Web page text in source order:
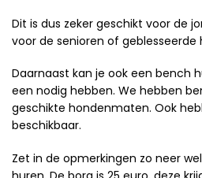
Dit is dus zeker geschikt voor de
voor de senioren of geblesseerde
Daarnaast kan je ook een bench
een nodig hebben. We hebben
geschikte hondenmaten. Ook
beschikbaar.
Zet in de opmerkingen zo neer